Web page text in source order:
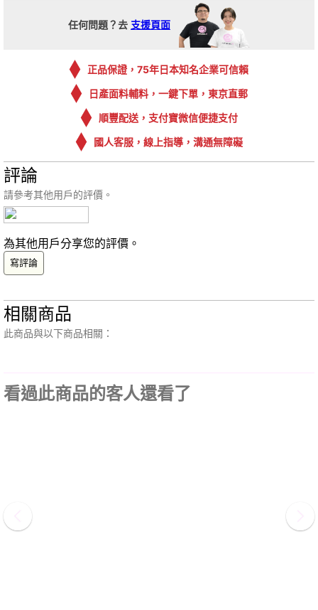
任何問題？去 支援頁面
正品保證，75年日本知名企業可信賴
日產面料輔料，一鍵下單，東京直郵
順豐配送，支付寶微信便捷支付
國人客服，線上指導，溝通無障礙
評論
請參考其他用戶的評價。
為其他用戶分享您的評價。
寫評論
相關商品
此商品與以下商品相關：
看過此商品的客人還看了